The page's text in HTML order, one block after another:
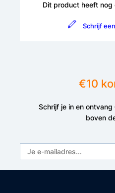
Dit product heeft nog
Schrijf
€10
Schrijf je in en
boven